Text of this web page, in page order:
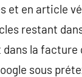
et en article
restant
la
sous